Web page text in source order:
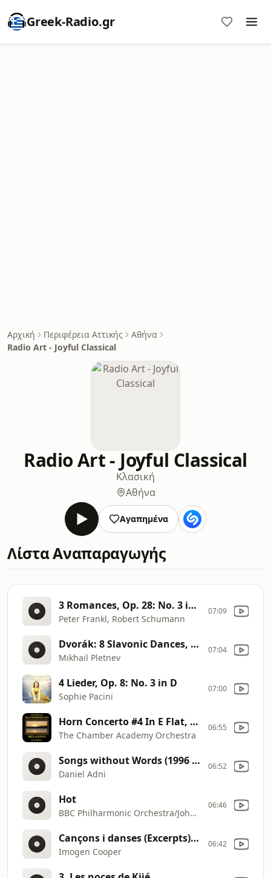
Greek-Radio.gr
Αρχική Περιφέρεια Αττικής
Αθήνα
Radio Art - Joyful Classical
Radio Art - Joyful Classical
Κλασική
Αθήνα
Αγαπημένα
Λίστα Αναπαραγωγής
3 Romances, Op. 28: No. 3 in B Major
Peter Frankl, Robert Schumann
07:09
Dvorák: 8 Slavonic Dances, Op.72
Mikhail Pletnev
07:04
4 Lieder, Op. 8: No. 3 in D
Sophie Pacini
07:00
Horn Concerto #4 In E Flat, K 495
The Chamber Academy Orchestra
06:55
Songs without Words (1996 Remastered Version): Allegro non troppo in E Major, Op.67 No. 6
Daniel Adni
06:52
Hot
BBC Philharmonic Orchestra/John Storgårds
06:46
Cançons i danses (Excerpts): No. 1 in F
Imogen Cooper
06:42